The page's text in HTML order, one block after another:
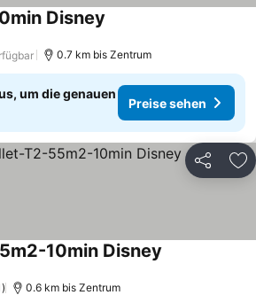
Disney
0.7 km bis Zentrum
um die genauen
Preise sehen
Teilen
10min Disney
0.6 km bis Zentrum